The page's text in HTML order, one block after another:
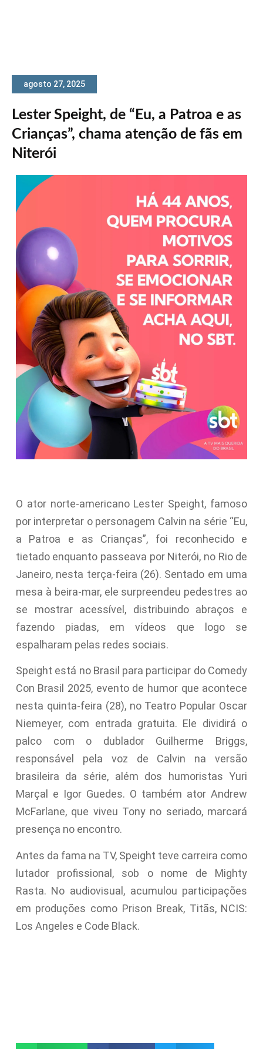
agosto 27, 2025
Lester Speight, de “Eu, a Patroa e as
Crianças”, chama atenção de fãs em
Niterói
O ator norte-americano Lester Speight, famoso
por interpretar o personagem Calvin na série “Eu,
a Patroa e as Crianças”, foi reconhecido e
tietado enquanto passeava por Niterói, no Rio de
Janeiro, nesta terça-feira (26). Sentado em uma
mesa à beira-mar, ele surpreendeu pedestres ao
se mostrar acessível, distribuindo abraços e
fazendo piadas, em vídeos que logo se
espalharam pelas redes sociais.
Speight está no Brasil para participar do Comedy
Con Brasil 2025, evento de humor que acontece
nesta quinta-feira (28), no Teatro Popular Oscar
Niemeyer, com entrada gratuita. Ele dividirá o
palco com o dublador Guilherme Briggs,
responsável pela voz de Calvin na versão
brasileira da série, além dos humoristas Yuri
Marçal e Igor Guedes. O também ator Andrew
McFarlane, que viveu Tony no seriado, marcará
presença no encontro.
Antes da fama na TV, Speight teve carreira como
lutador profissional, sob o nome de Mighty
Rasta. No audiovisual, acumulou participações
em produções como Prison Break, Titãs, NCIS:
Los Angeles e Code Black.